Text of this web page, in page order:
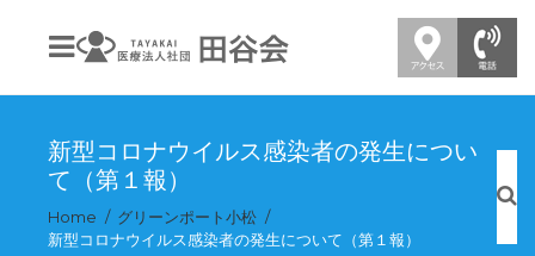
新型コロナウイルス感染者の発生につい
て（第１報）
Home
グリーンポート小松
新型コロナウイルス感染者の発生について（第１報）